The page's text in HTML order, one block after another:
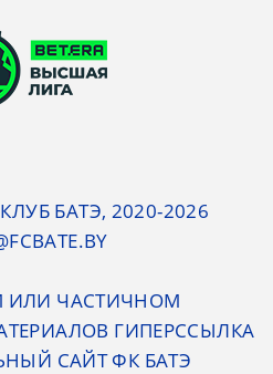
БАТЭ, 2020-2026
ИЛИ ЧАСТИЧНОМ
ГИПЕРССЫЛКА
САЙТ ФК БАТЭ